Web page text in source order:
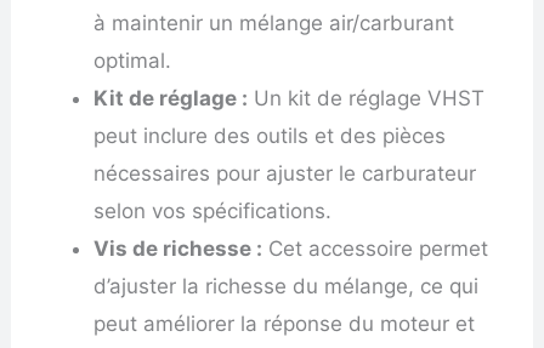
à maintenir un mélange air/carburant
optimal.
Kit de réglage : Un kit de réglage VHST
peut inclure des outils et des pièces
nécessaires pour ajuster le carburateur
selon vos spécifications.
Vis de richesse : Cet accessoire permet
d’ajuster la richesse du mélange, ce qui
peut améliorer la réponse du moteur et